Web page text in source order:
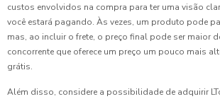
custos envolvidos na compra para ter uma visão
você estará pagando. Às vezes, um produto pode
mas, ao incluir o frete, o preço final pode ser maior
concorrente que oferece um preço um pouco mais
grátis.
Além disso, considere a possibilidade de adquirir